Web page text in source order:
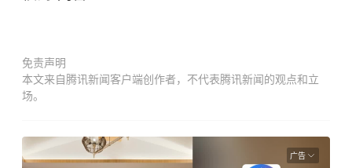
免责声明
本文来自腾讯新闻客户端创作者，不代表腾讯新闻的观点和立
场。
广告